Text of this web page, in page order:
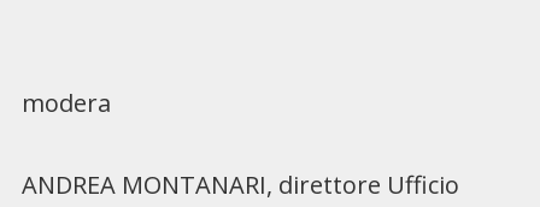
modera
ANDREA MONTANARI, direttore Ufficio